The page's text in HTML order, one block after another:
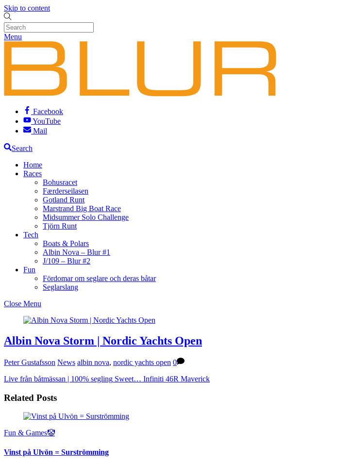
Skip to content
Menu
Facebook
YouTube
Mail
Search
Home
Races
Bohusracet
Færderseilasen
Gotland Runt
Marstrand Big Boat Race
Midsummer Solo Challenge
Tjörn Runt
Tech
Boats & Polars
Albin Nova – Blur #1
J/109 – Blur #2
Fun
Fördomar om seglare och deras båtar
Seglarslang
Close Menu
Albin Nova Storm | Nordic Yachts Open
Peter Gustafsson News albin nova, nordic yachts open 0
Live från båtmässan | 100% segling Sweet… Infiniti 46R Maverick
Related Posts
Fun & Games🤡
Vinst på Ulvön = Surströmming